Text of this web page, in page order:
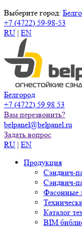
Выберите город:
+7 (4722) 59-98-53
RU | EN
Белгород
+7 (4722) 59 98 53
Вам перезвонить?
belpanel@belpanel.ru
Задать вопрос
RU | EN
Продукция
Сэндвич-
Сэндвич-
Фасонные
Каталог
BIM